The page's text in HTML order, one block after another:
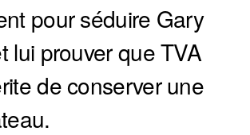
pour séduire Gary
lui prouver que TVA
de conserver une